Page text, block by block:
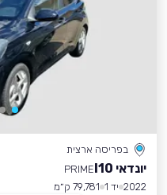
בפריסה ארצית
יונדאי I10
PRIME
2022 יד 1
79,781 ק״מ